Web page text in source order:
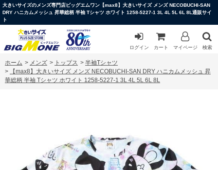
大きいサイズのメンズ専門店ビッグエムワン【max8】大きいサイズ メンズ NECOBUCHI-SAN
DRY ハニカムメッシュ 昇華総柄 半袖 Tシャツ ホワイト 1258-5227-1 3L 4L 5L 6L 8L通販サイ
ト
ログイン カート マイページ 検索
ホーム > メンズ > トップス > 半袖Tシャツ
>
【max8】大きいサイズ メンズ NECOBUCHI-SAN DRY ハニカムメッシュ 昇
華総柄 半袖 Tシャツ ホワイト 1258-5227-1 3L 4L 5L 6L 8L